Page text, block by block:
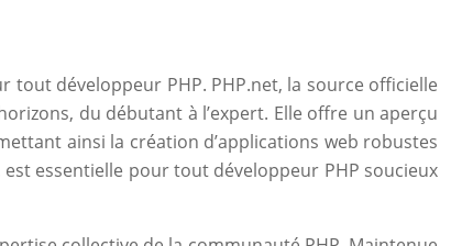
développeur PHP. PHP.net, la source officielle
du débutant à l’expert. Elle offre un aperçu
ainsi la création d’applications web robustes
essentielle pour tout développeur PHP soucieux